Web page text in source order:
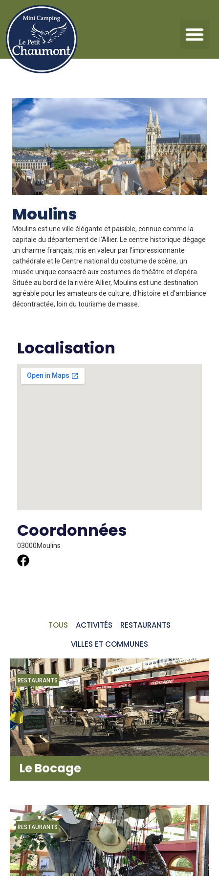
Moulins
Moulins est une ville élégante et paisible, connue comme la
capitale du département de l’Allier. Le centre historique dégage
un charme français, mis en valeur par l’impressionnante
cathédrale et le Centre national du costume de scène, un
musée unique consacré aux costumes de théâtre et d’opéra.
Située au bord de la rivière Allier, Moulins est une destination
agréable pour les amateurs de culture, d’histoire et d’ambiance
décontractée, loin du tourisme de masse.
Localisation
Coordonnées
03000Moulins
ACTIVITÉS
RESTAURANTS
VILLES ET COMMUNES
TOUS
RESTAURANTS
Le Bocage
RESTAURANTS